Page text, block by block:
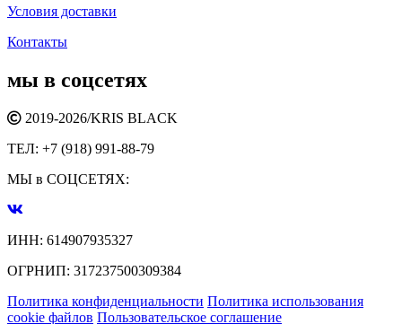
Условия доставки
Контакты
мы в соцсетях
2019-2026/KRIS BLACK
ТЕЛ: +7 (918) 991-88-79
МЫ в СОЦСЕТЯХ:
ИНН: 614907935327
ОГРНИП: 317237500309384
Политика конфиденциальности Политика использования
cookie файлов Пользовательское соглашение